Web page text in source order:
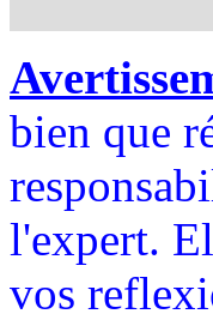
bien que
l'expert.
vos